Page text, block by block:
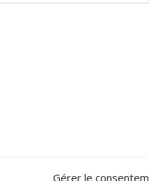
Gérer le
données pratiques, les